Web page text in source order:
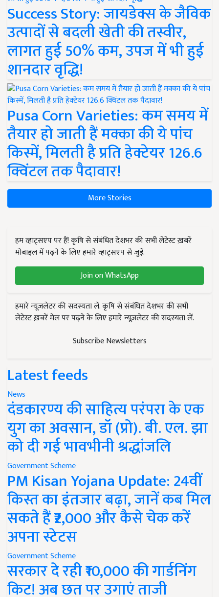
Success Story: जायडेक्स के जैविक
उत्पादों से बदली खेती की तस्वीर,
लागत हुई 50% कम, उपज में भी हुई
शानदार वृद्धि!
Pusa Corn Varieties: कम समय में
तैयार हो जाती हैं मक्का की ये पांच
किस्में, मिलती है प्रति हेक्टेयर 126.6
क्विंटल तक पैदावार!
More Stories
हम व्हाट्सएप पर हैं! कृषि से संबंधित देशभर की सभी लेटेस्ट ख़बरें
मोबाइल में पढ़ने के लिए हमारे व्हाट्सएप से जुड़ें.
Join on WhatsApp
हमारे न्यूज़लेटर की सदस्यता लें. कृषि से संबंधित देशभर की सभी
लेटेस्ट ख़बरें मेल पर पढ़ने के लिए हमारे न्यूज़लेटर की सदस्यता लें.
Subscribe Newsletters
Latest feeds
News
दंडकारण्य की साहित्य परंपरा के एक
युग का अवसान, डॉ (प्रो). बी. एल. झा
को दी गई भावभीनी श्रद्धांजलि
Government Scheme
PM Kisan Yojana Update: 24वीं
किस्त का इंतजार बढ़ा, जानें कब मिल
सकते हैं ₹2,000 और कैसे चेक करें
अपना स्टेटस
Government Scheme
सरकार दे रही ₹10,000 की गार्डनिंग
किट! अब छत पर उगाएं ताजी